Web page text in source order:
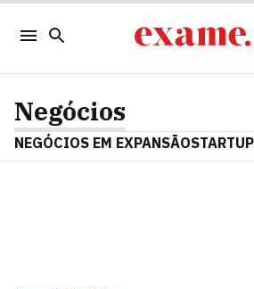
Negócios
NEGÓCIOS EM EXPANSÃO